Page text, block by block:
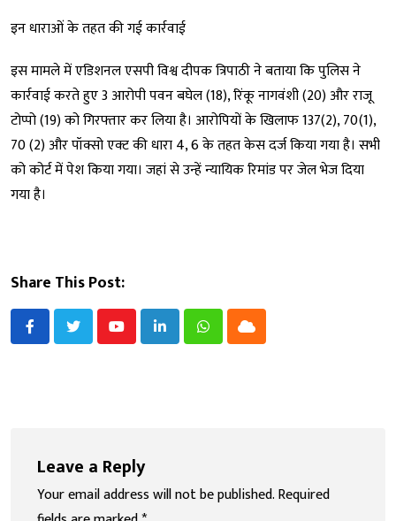
इन धाराओं के तहत की गई कार्रवाई
इस मामले में एडिशनल एसपी विश्व दीपक त्रिपाठी ने बताया कि पुलिस ने
कार्रवाई करते हुए 3 आरोपी पवन बघेल (18), रिंकू नागवंशी (20) और राजू
टोप्पो (19) को गिरफ्तार कर लिया है। आरोपियों के खिलाफ 137(2), 70(1),
70 (2) और पॉक्सो एक्ट की धारा 4, 6 के तहत केस दर्ज किया गया है। सभी
को कोर्ट में पेश किया गया। जहां से उन्हें न्यायिक रिमांड पर जेल भेज दिया
गया है।
Share This Post:
YoutubeLinkedInWhatsappCloud
Leave a Reply
Your email address will not be published.Required